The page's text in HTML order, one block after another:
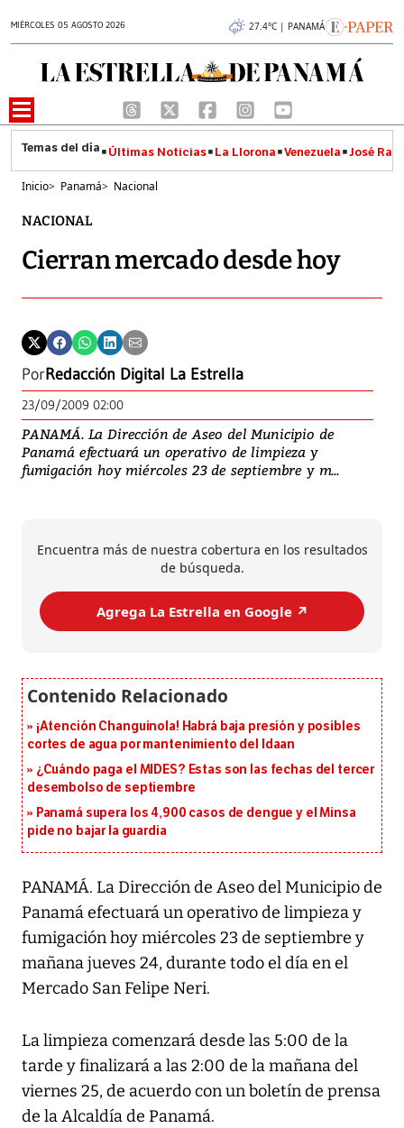
MIÉRCOLES 05 AGOSTO 2026 27.4°C | PANAMÁ
Últimas Noticias La Llorona Venezuela José
Inicio> Panamá> Nacional
NACIONAL
Cierran mercado desde hoy
PorRedacción Digital La Estrella
23/09/2009 02:00
PANAMÁ. La Dirección de Aseo del Municipio de
Panamá efectuará un operativo de limpieza y
fumigación hoy miércoles 23 de septiembre y m...
Encuentra más de nuestra cobertura en los resultados
de búsqueda.
Agrega La Estrella en Google ↗️
¡Atención Changuinola! Habrá baja presión y posibles
cortes de agua por mantenimiento del Idaan
¿Cuándo paga el MIDES? Estas son las fechas del tercer
desembolso de septiembre
Panamá supera los 4,900 casos de dengue y el Minsa
pide no bajar la guardia
PANAMÁ. La Dirección de Aseo del Municipio de
Panamá efectuará un operativo de limpieza y
fumigación hoy miércoles 23 de septiembre y
mañana jueves 24, durante todo el día en el
Mercado San Felipe Neri.
La limpieza comenzará desde las 5:00 de la
tarde y finalizará a las 2:00 de la mañana del
viernes 25, de acuerdo con un boletín de prensa
de la Alcaldía de Panamá.